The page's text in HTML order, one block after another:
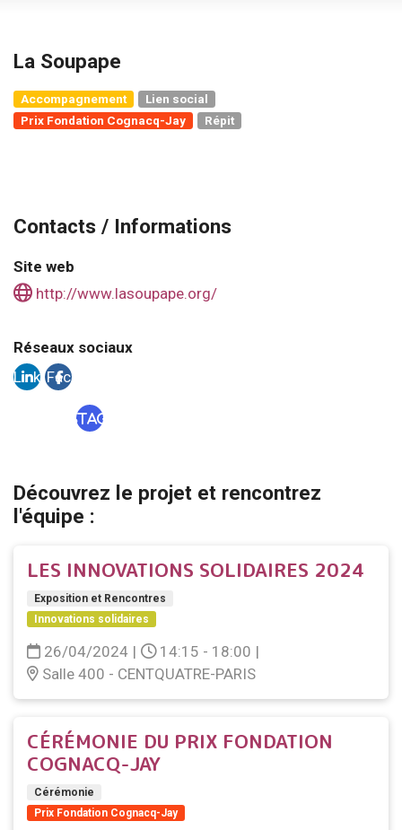
La Soupape
Accompagnement
Lien social
Prix Fondation Cognacq-Jay
Répit
Contacts / Informations
Site web
http://www.lasoupape.org/
Réseaux sociaux
Link Fac
Instagram
Découvrez le projet et rencontrez
l'équipe :
LES INNOVATIONS SOLIDAIRES 2024
Exposition et Rencontres
Innovations solidaires
26/04/2024 | 14:15 - 18:00 |
Salle 400 - CENTQUATRE-PARIS
CÉRÉMONIE DU PRIX FONDATION
COGNACQ-JAY
Cérémonie
Prix Fondation Cognacq-Jay